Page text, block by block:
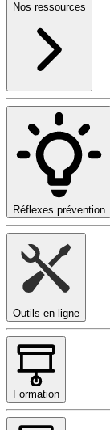
Nos ressources
Réflexes prévention
Outils en ligne
Formation